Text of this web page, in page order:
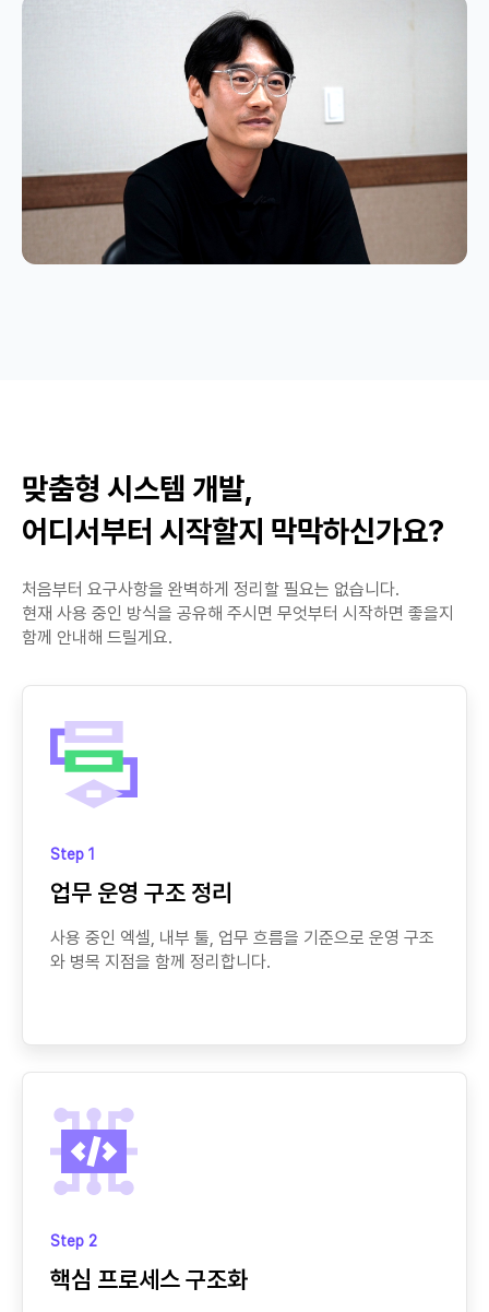
맞춤형 시스템 개발,
어디서부터 시작할지 막막하신가요?
처음부터 요구사항을 완벽하게 정리할 필요는 없습니다.
현재 사용 중인 방식을 공유해 주시면 무엇부터 시작하면 좋을지
함께 안내해 드릴게요.
Step 1
업무 운영 구조 정리
사용 중인 엑셀, 내부 툴, 업무 흐름을 기준으로 운영 구조
와 병목 지점을 함께 정리합니다.
Step 2
핵심 프로세스 구조화